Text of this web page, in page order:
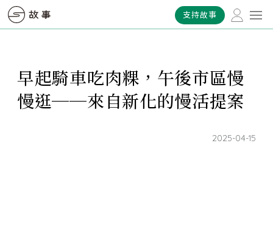
支持故事
早起騎車吃肉粿，午後市區慢
慢逛──來自新化的慢活提案
2025-04-15